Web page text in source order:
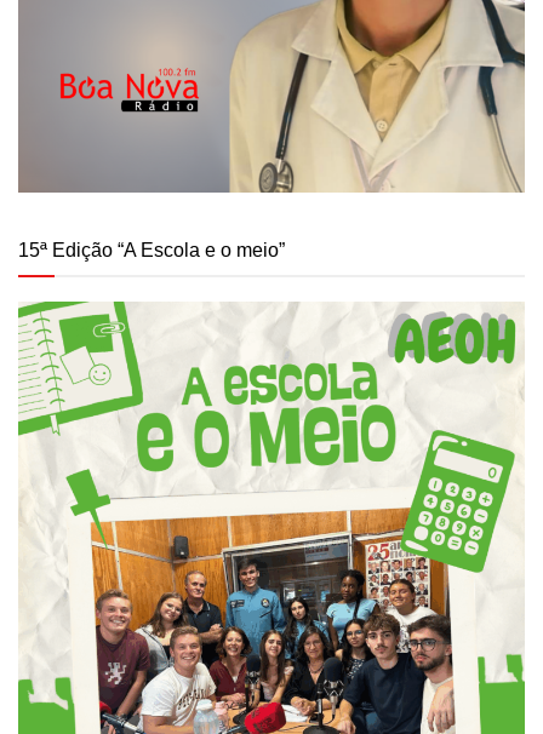
15ª Edição “A Escola e o meio”